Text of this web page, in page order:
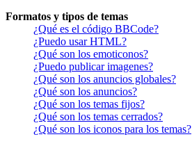
Formatos y tipos de temas
¿Qué es el código BBCode?
¿Puedo usar HTML?
¿Qué son los emoticonos?
¿Puedo publicar imagenes?
¿Qué son los anuncios globales?
¿Qué son los anuncios?
¿Qué son los temas fijos?
¿Qué son los temas cerrados?
¿Qué son los iconos para los temas?